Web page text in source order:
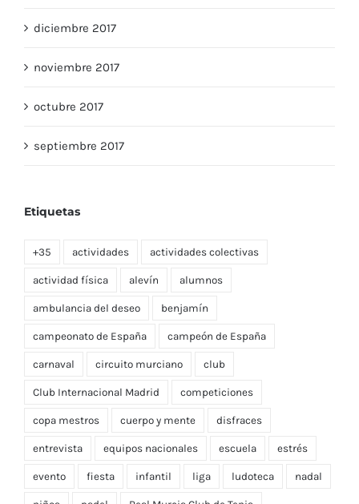
diciembre 2017
noviembre 2017
octubre 2017
septiembre 2017
Etiquetas
+35 actividades actividades colectivas
actividad física alevín alumnos
ambulancia del deseo benjamín
campeonato de España campeón de España
carnaval circuito murciano club
Club Internacional Madrid competiciones
copa mestros cuerpo y mente disfraces
entrevista equipos nacionales escuela estrés
evento fiesta infantil liga ludoteca nadal